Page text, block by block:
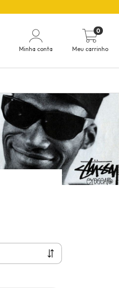
Minha conta Meu carrinho
0